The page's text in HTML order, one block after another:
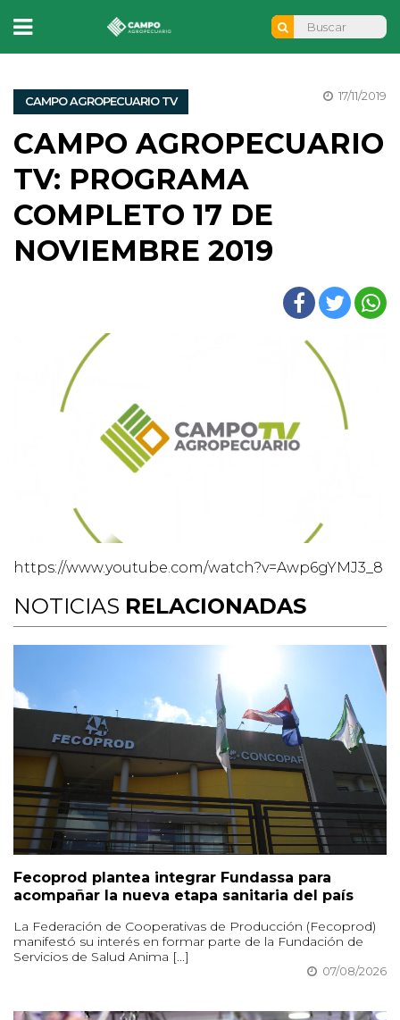
CAMPO AGROPECUARIO TV 17/11/2019
CAMPO AGROPECUARIO
TV: PROGRAMA
COMPLETO 17 DE
NOVIEMBRE 2019
https://www.youtube.com/watch?v=Awp6gYMJ3_8
NOTICIAS RELACIONADAS
Fecoprod plantea integrar Fundassa para
acompañar la nueva etapa sanitaria del país
La Federación de Cooperativas de Producción (Fecoprod)
manifestó su interés en formar parte de la Fundación de
Servicios de Salud Anima [...]
07/08/2026